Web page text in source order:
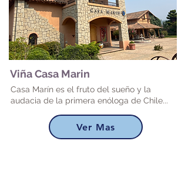
Viña Casa Marin
Casa Marín es el fruto del sueño y la
audacia de la primera enóloga de Chile...
Ver Mas